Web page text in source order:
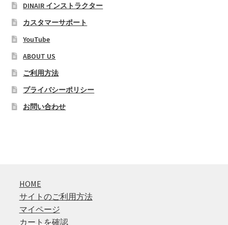
DINAIR インストラクター
カスタマーサポート
YouTube
ABOUT US
ご利用方法
プライバシーポリシー
お問い合わせ
HOME
サイトのご利用方法
マイページ
カートを確認